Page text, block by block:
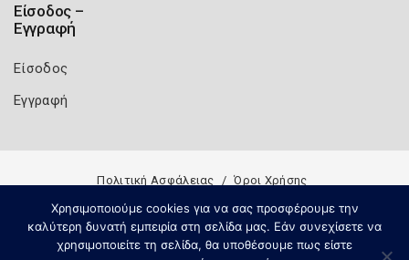
Είσοδος –
Εγγραφή
Είσοδος
Εγγραφή
Πολιτική Ασφάλειας Όροι Χρήσης
Χρησιμοποιούμε cookies για να σας προσφέρουμε την
καλύτερη δυνατή εμπειρία στη σελίδα μας. Εάν συνεχίσετε να
χρησιμοποιείτε τη σελίδα, θα υποθέσουμε πως είστε
Copyright 2026 Knowledge A.E.